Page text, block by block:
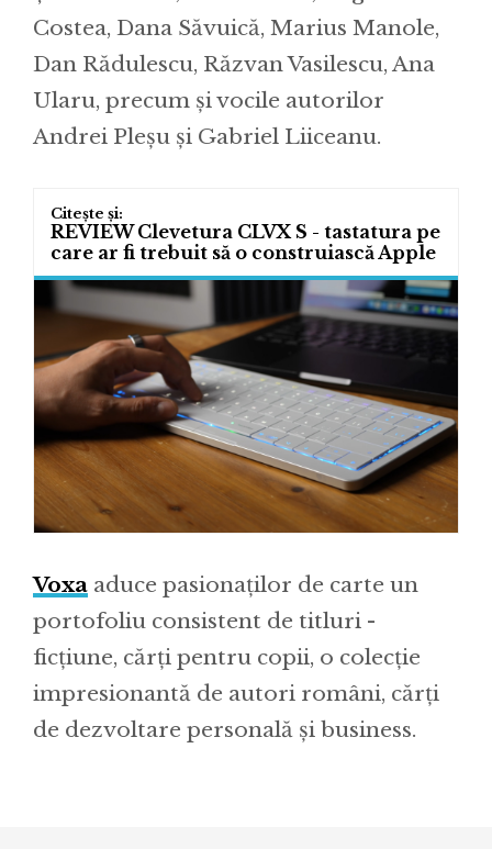
Costea, Dana Săvuică, Marius Manole,
Dan Rădulescu, Răzvan Vasilescu, Ana
Ularu, precum și vocile autorilor
Andrei Pleșu și Gabriel Liiceanu.
REVIEW Clevetura CLVX S - tastatura pe
care ar fi trebuit să o construiască Apple
Voxa aduce pasionaților de carte un
portofoliu consistent de titluri -
ficțiune, cărți pentru copii, o colecție
impresionantă de autori români, cărți
de dezvoltare personală și business.